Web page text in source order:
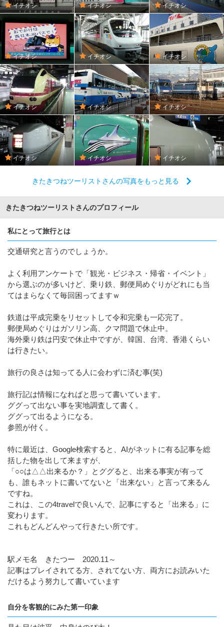
イチオシ イチオシ イチオシ
イチオシ イチオシ イチオシ
イチオシ イチオシ イチオシ
イチオシ イチオシ イチオシ
きたきつねツーリストさんの写真をもっと見る
きたきつねツーリストさんのプロフィール
私にとって旅行とは
交通研究と言うのでしょうか。
よく利用アンケートで「観光・ビジネス・帰省・イベント」
から選ぶのが多いけど、乗り鉄、郵便局めぐりがどれにも当
てはまらなくて毎回困ってますｗ
鉄道は平成完乗をリセットして令和完乗も一応完了。
郵便局めぐりはガソリン高、クマ問題で休止中。
海外乗り鉄は円安で休止中ですが、韓国、台湾、香港くらい
は行きたい。
旅行の良さは知ってる人に会わずに済む事(笑)
旅行記は情報になればと思って書いています。
ググって出ない事を実地調査して書く。
ググって出るようになる。
参照が付く。
特に最近は、Google検索すると、AIがネットに有る記事を総
括した物を出して来ますが、
「○○は△△出来るか？」とググると、出来る事実が有って
も、誰もネットに書いてないと「出来ない」と言って来るん
ですね。
これは、この4travelで良いんで、記事にすると「出来る」に
変わります。
これもどんどんやって行きたい所です。
駅メモ名 きたつー 2020.11～
記事はプレイされてる方、されてない方、両方にお読みいた
だけるよう努力して書いています
自分を客観的にみた第一印象